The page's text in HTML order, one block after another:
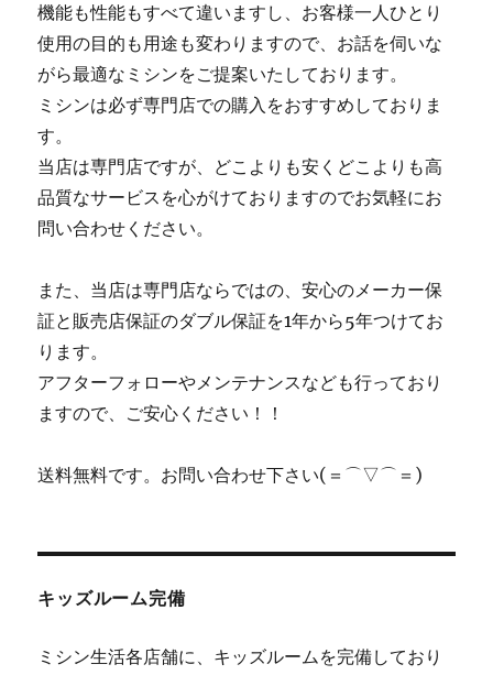
機能も性能もすべて違いますし、お客様一人ひとり
使用の目的も用途も変わりますので、お話を伺いな
がら最適なミシンをご提案いたしております。
ミシンは必ず専門店での購入をおすすめしておりま
す。
当店は専門店ですが、どこよりも安くどこよりも高
品質なサービスを心がけておりますのでお気軽にお
問い合わせください。
また、当店は専門店ならではの、安心のメーカー保
証と販売店保証のダブル保証を1年から5年つけてお
ります。
アフターフォローやメンテナンスなども行っており
ますので、ご安心ください！！
送料無料です。お問い合わせ下さい(＝⌒▽⌒＝)
キッズルーム完備
ミシン生活各店舗に、キッズルームを完備しており